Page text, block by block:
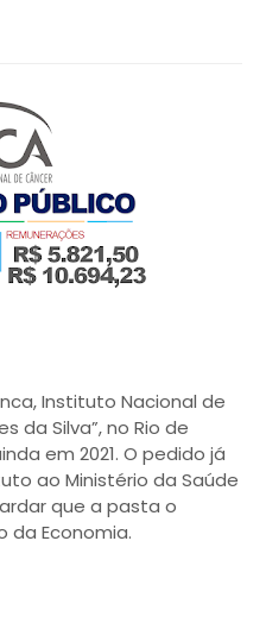
Instituto Nacional de
da Silva”, no Rio de
em 2021. O pedido já
ao Ministério da Saúde
que a pasta o
da Economia.